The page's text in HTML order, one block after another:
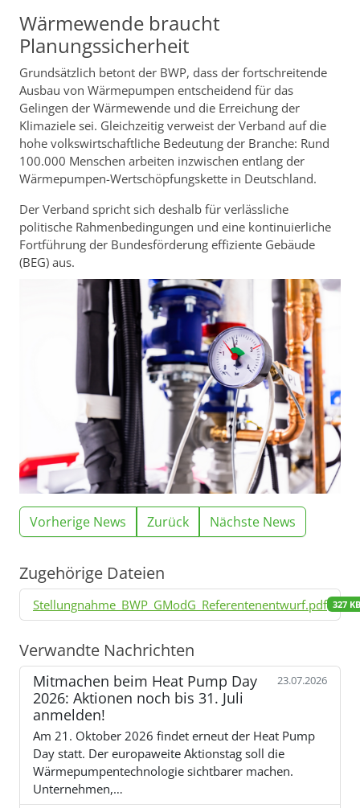
Wärmewende braucht
Planungssicherheit
Grundsätzlich betont der BWP, dass der fortschreitende
Ausbau von Wärmepumpen entscheidend für das
Gelingen der Wärmewende und die Erreichung der
Klimaziele sei. Gleichzeitig verweist der Verband auf die
hohe volkswirtschaftliche Bedeutung der Branche: Rund
100.000 Menschen arbeiten inzwischen entlang der
Wärmepumpen-Wertschöpfungskette in Deutschland.
Der Verband spricht sich deshalb für verlässliche
politische Rahmenbedingungen und eine kontinuierliche
Fortführung der Bundesförderung effiziente Gebäude
(BEG) aus.
Vorherige News Zurück Nächste News
Zugehörige Dateien
Stellungnahme_BWP_GModG_Referentenentwurf.pdf 327
Verwandte Nachrichten
Mitmachen beim Heat Pump Day
2026: Aktionen noch bis 31. Juli
anmelden!
23.07.2026
Am 21. Oktober 2026 findet erneut der Heat Pump
Day statt. Der europaweite Aktionstag soll die
Wärmepumpentechnologie sichtbarer machen.
Unternehmen,…